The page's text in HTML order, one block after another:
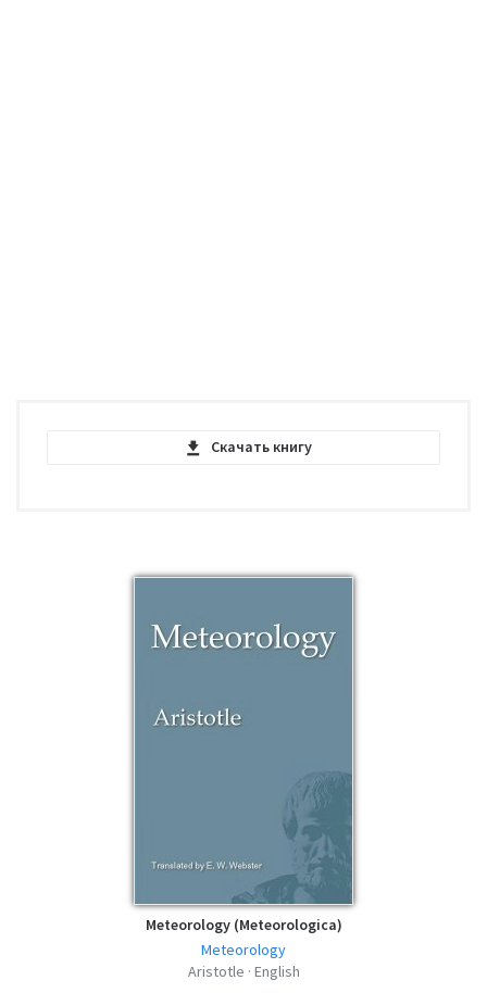
Скачать книгу
Nicomachean Ethics - Aristotle - EPUB
Nicomachean Ethics - Aristotle - MOBI
Nicomachean Ethics - Aristotle - AZW3
Meteorology (Meteorologica)
Meteorology
Aristotle · English